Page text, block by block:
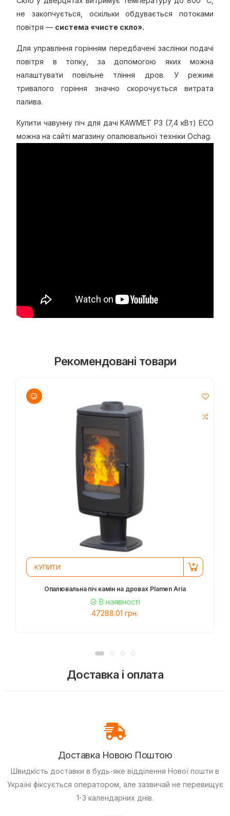
не закопчується, оскільки обдувається потоками
повітря — система «чисте скло».
Для управління горінням передбачені заслінки подачі
повітря в топку, за допомогою яких можна
налаштувати повільне тління дров. У режимі
тривалого горіння значно скорочується витрата
палива.
Купити чавунну піч для дачі KAWMET P3 (7,4 кВт) ECO
можна на сайті магазину опалювальної техніки Ochag.
Рекомендовані товари
КУПИТИ
Опалювальна піч камін на дровах Plamen Aria
В наявності
47288.01 грн.
Доставка і оплата
Доставка Новою Поштою
Швидкість доставки в будь-яке відділення Нової пошти в
Україні фіксується оператором, але зазвичай не перевищує
1-3 календарних днів.